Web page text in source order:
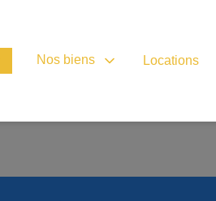
Nos biens Locations